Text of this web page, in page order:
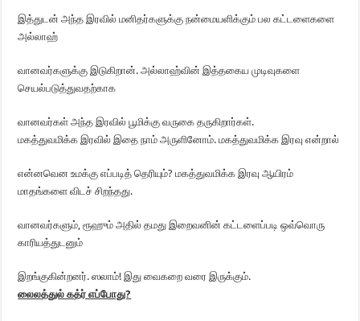
இத்துடன் அந்த இரவில் மனிதர்களுக்கு நன்மையளிக்கும் பல கட்டளைகளை
அல்லாஹ்
வானவர்களுக்கு இடுகிறான். அல்லாஹ்வின் இத்தகைய முடிவுகளை
செயல்படுத்துவதற்காக
வானவர்கள் அந்த இரவில் பூமிக்கு வருகை தருகிறார்கள்.
மகத்துவமிக்க இரவில் இதை நாம் அருளினோம். மகத்துவமிக்க இரவு என்றால்
என்னவென உமக்கு எப்படித் தெரியும்? மகத்துவமிக்க இரவு ஆயிரம்
மாதங்களை விடச் சிறந்தது.
வானவர்களும், ரூஹும் அதில் தமது இறைவனின் கட்டளைப்படி ஒவ்வொரு
காரியத்துடனும்
இறங்குகின்றனர். ஸலாம்! இது வைகறை வரை இருக்கும்.
லைலத்துல் கத்ர் எப்போது?